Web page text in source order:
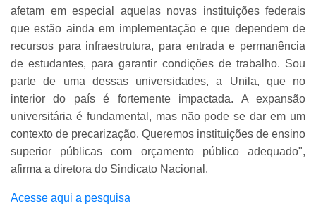
afetam em especial aquelas novas instituições federais
que estão ainda em implementação e que dependem de
recursos para infraestrutura, para entrada e permanência
de estudantes, para garantir condições de trabalho. Sou
parte de uma dessas universidades, a Unila, que no
interior do país é fortemente impactada. A expansão
universitária é fundamental, mas não pode se dar em um
contexto de precarização. Queremos instituições de ensino
superior públicas com orçamento público adequado",
afirma a diretora do Sindicato Nacional.
Acesse aqui a pesquisa